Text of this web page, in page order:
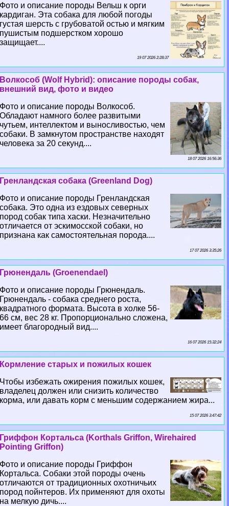
Фото и описание породы Вельш к opги
кардиган. Эта собака для любой погоды
густая шерсть с грубоватой остью и мягким
пушистым подшерстком хорошо
защищает....
19 07 2026 2:28:37
Волкособ (Wolf Hybrid): описание породы собак,
внешний вид, фото и видео
Фото и описание породы Волкособ.
Обладают намного более развитыми
чутьем, интеллектом и выносливостью, чем
собаки. В замкнутом прострaнcтве находят
человека за 20 секунд....
18 07 2026 16:56:36
Гренландская собака (Greenland Dog)
Фото и описание породы Гренландская
собака. Это одна из ездовых северных
пород собак типа хаски. Незначительно
отличается от эскимосской собаки, но
признана как самостоятельная порода....
17 07 2026 3:35:26
Грюнендаль (Groenendael)
Фото и описание породы Грюнендаль.
Грюнендаль - собака среднего роста,
квадратного формата. Высота в холке 56-
66 см, вес 28 кг. Пропорционально сложена,
имеет благородный вид....
16 07 2026 15:32:24
Кормление старых и пожилых кошек
Чтобы избежать ожирения пожилых кошек,
владелец должен или снизить количество
корма, или давать корм с меньшим содержанием жира...
15 07 2026 3:47:42
Гриффон Кортальса (Korthals Griffon, Wirehaired
Pointing Griffon)
Фото и описание породы Гриффон
Кортальса. Собаки этой породы очень
отличаются от традиционных охотничьих
пород пойнтеров. Их применяют для охоты
на мелкую дичь....